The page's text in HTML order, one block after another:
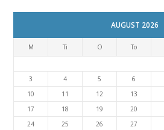
AUGUST 2026
M Ti O To
3
4 5 6
10
11 12 13
17
18 19 20
24
25 26 27